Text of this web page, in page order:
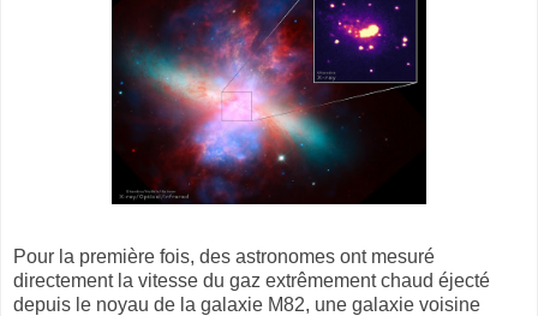
Pour la première fois, des astronomes ont mesuré
directement la vitesse du gaz extrêmement chaud éjecté
depuis le noyau de la galaxie M82, une galaxie voisine